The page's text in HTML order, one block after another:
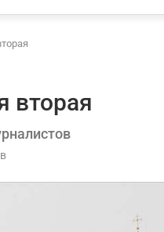
вторая